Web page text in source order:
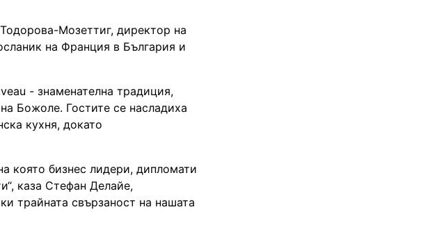
Мозеттиг, директор на
на Франция в България и
- знаменателна традиция,
Божоле. Гостите се насладиха
кухня, докато
която бизнес лидери, дипломати
каза Стефан Делайе,
трайната свързаност на нашата